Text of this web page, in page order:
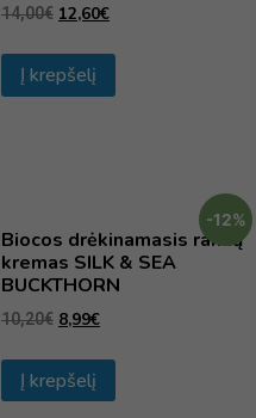
14,00€ 12,60€
Į krepšelį
-12%
Biocos drėkinamasis rankų
kremas SILK & SEA
BUCKTHORN
10,20€ 8,99€
Į krepšelį